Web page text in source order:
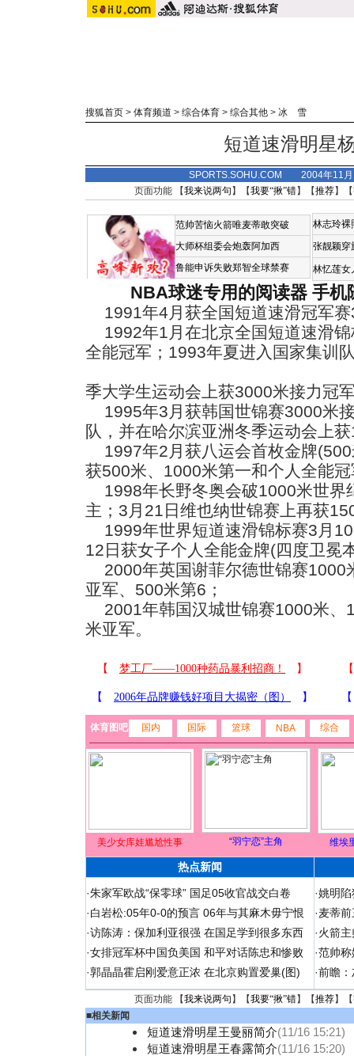
搜狐首页 > 体育频道 > 综合体育 > 综合其他 > 冰 雪
短道速滑明星
SPORTS.SOHU.COM 2004年11
页面功能 【我来说两句 】【我要“揪”错】【推荐】
范帅苦恼火箭唯麦蒂敢突破
大师杯组委会炮轰阿加西
鲁能申诉失败郑智全球禁赛
林志玲裸
张靓颖穿
林忆莲女
NBA球迷专用的阅读器 手机
1991年4月获全国短道速滑冠军赛
1992年1月在北京全国短道速滑
全能冠军；1993年夏进入国家集训
季大学生运动会上获3000米接力冠
1995年3月获韩国世锦赛3000米
队，并在哈尔滨亚洲冬季运动会上
1997年2月获八运会首枚金牌
获500米、1000米第一和个人全能
1998年长野冬奥会破1000米世界
主；3月21日维也纳世锦赛上再获
1999年世界短道速滑锦标赛3月
12日获女子个人全能金牌(四度卫冕
2000年英国谢菲尔德世锦赛1000
亚军、500米第6；
2001年韩国汉城世锦赛1000米、
米亚军。
体育图吧 国内 国际 篮球 NBA 综合
美少女库娃尴尬性事 “羽宁恋”主角 维埃
热点新闻
·朱家军欧战“保零球” 国足05收官战交白卷
·白岩松:05年0-0的预言 06年与其麻木毋宁恨
·访陈涛：保加利亚很强 在国足学到很多东西
·女排冠军杯中国负美国 和平对话陈忠和惨败
·郭晶晶霍启刚爱意正浓 在北京购置爱巢(图)
·姚明
·麦蒂
·火箭
·范帅
·前瞻
页面功能 【我来说两句 】【我要“揪”错】【推荐】
■相关新闻
短道速滑明星王曼丽简介(11/16 15:21)
短道速滑明星王春露简介(11/16 15:20)